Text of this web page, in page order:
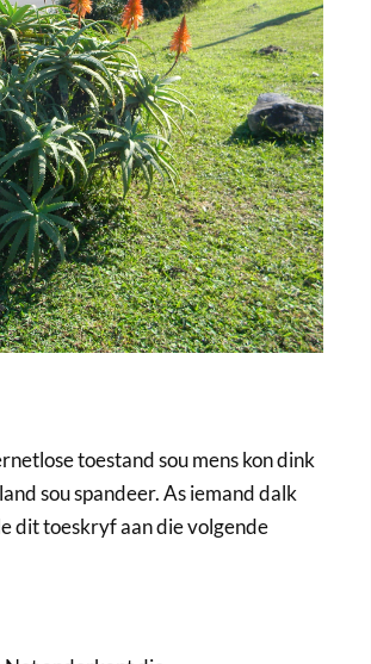
toestand sou mens kon dink
sou spandeer. As iemand dalk
dit toeskryf aan die volgende